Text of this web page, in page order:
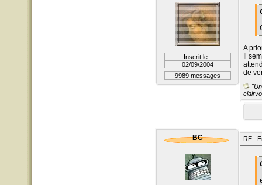
Inscrit le :
02/09/2004
9989 messages
A
Il
de
BC RE :